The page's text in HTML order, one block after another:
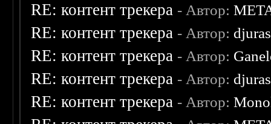
RE: контент трекера - Автор:
RE: контент трекера - Автор:
RE: контент трекера - Автор:
RE: контент трекера - Автор:
RE: контент трекера - Автор: